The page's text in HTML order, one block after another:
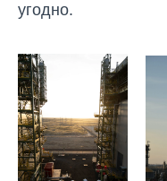
угодно.